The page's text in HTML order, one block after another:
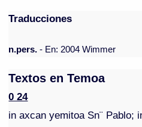
Traducciones
n.pers. - En: 2004 Wimmer
Textos en Temoa
0 24
in axcan yemitoa Sn¨ Pablo;